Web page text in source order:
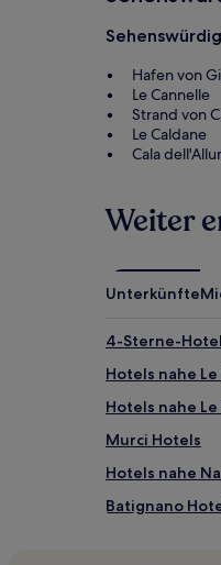
Hafen von
Le Cannelle
Strand von
Le Caldane
Cala
Weiter
Unterkünfte
4-Sterne-
Hotels nahe
Hotels nahe
Murci Hotels
Hotels nahe
Batignano